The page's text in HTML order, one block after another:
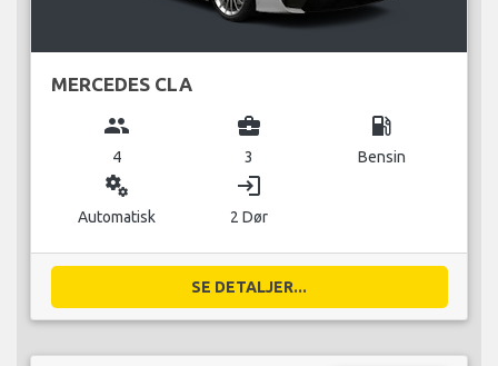
MERCEDES CLA
group
4
business_center
3
local_gas_station
Bensin
miscellaneous_services
Automatisk
login
2 Dør
SE DETALJER...